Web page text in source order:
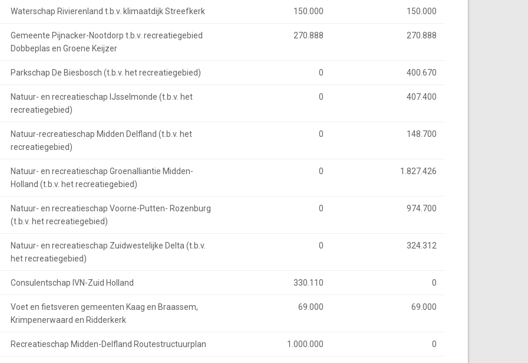
Waterschap Rivierenland t.b.v. klimaatdijk Streefkerk 150.000 150.000
Gemeente Pijnacker-Nootdorp t.b.v. recreatiegebied
Dobbeplas en Groene Keijzer
270.888 270.888
Parkschap De Biesbosch (t.b.v. het recreatiegebied) 0 400.670
Natuur- en recreatieschap IJsselmonde (t.b.v. het
recreatiegebied)
0 407.400
Natuur-recreatieschap Midden Delfland (t.b.v. het
recreatiegebied)
0 148.700
Natuur- en recreatieschap Groenalliantie Midden-
Holland (t.b.v. het recreatiegebied)
0 1.827.426
Natuur- en recreatieschap Voorne-Putten- Rozenburg
(t.b.v. het recreatiegebied)
0 974.700
Natuur- en recreatieschap Zuidwestelijke Delta (t.b.v.
het recreatiegebied)
0 324.312
Consulentschap IVN-Zuid Holland 330.110 0
Voet en fietsveren gemeenten Kaag en Braassem,
Krimpenerwaard en Ridderkerk
69.000 69.000
Recreatieschap Midden-Delfland Routestructuurplan 1.000.000 0